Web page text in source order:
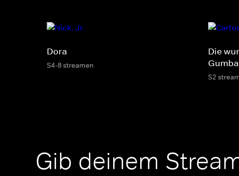
Dora
S4-8 streamen
Die
S2
Gib deinem